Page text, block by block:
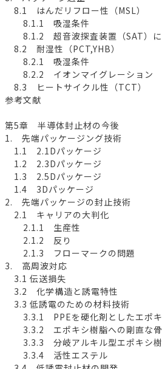
8.1 はんだリフロー性（MSL）
8.1.1 吸湿条件
8.1.2 超音波探査装置（SAT）に
8.2 耐湿性（PCT,YHB）
8.2.1 吸湿条件
8.2.2 イオンマイグレーション
8.3 ヒートサイクル性（TCT）
参考文献
第5章 半導体封止材の今後
1. 先端パッケージング技術
1.1 2.1Dパッケージ
1.2 2.3Dパッケージ
1.3 2.5Dパッケージ
1.4 3Dパッケージ
2. 先端パッケージの封止技術
2.1 キャリアの大判化
2.1.1 生産性
2.1.2 反り
2.1.3 フローマークの問題
3. 高周波対応
3.1 伝送損失
3.2 化学構造と誘電特性
3.3 低誘電のための材料技術
3.3.1 PPEを硬化剤としたエポキ
3.3.2 エポキシ樹脂への剛直な骨
3.3.3 分岐アルキル型エポキシ
3.3.4 活性エステル